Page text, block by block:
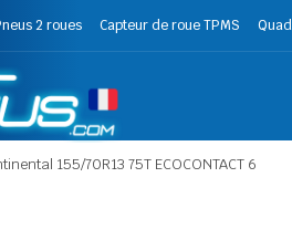
2 roues Capteur de roue TPMS Quad
155/70R13 75T ECOCONTACT 6